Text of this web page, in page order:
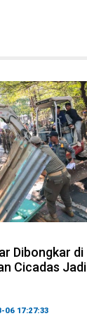
Dibongkar di
Cicadas Jadi
06 17:27:33